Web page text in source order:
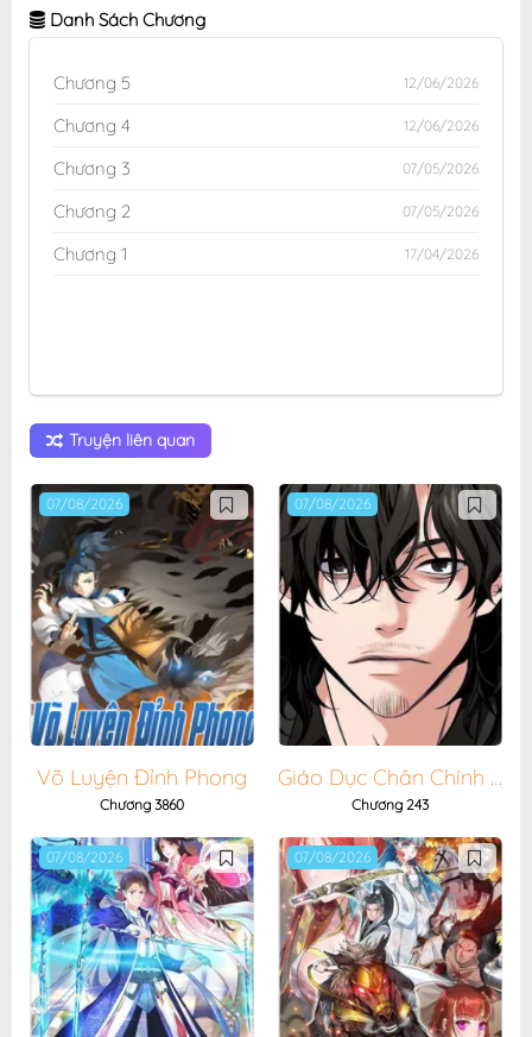
Danh Sách Chương
Chương 5 12/06/2026
Chương 4 12/06/2026
Chương 3 07/05/2026
Chương 2 07/05/2026
Chương 1 17/04/2026
Truyện liên quan
07/08/2026
Võ Luyện Đỉnh Phong
Chương 3860
07/08/2026
Giáo Dục Chân Chính - Get Schooled
Chương 243
07/08/2026 07/08/2026